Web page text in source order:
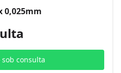
0,025mm
sob consulta